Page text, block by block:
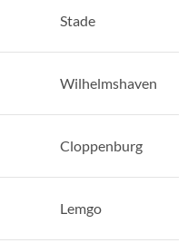
Stade
Wilhelmshaven
Cloppenburg
Lemgo